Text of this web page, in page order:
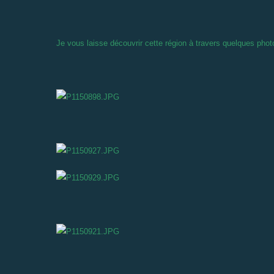
Je vous laisse découvrir cette région à travers quelques